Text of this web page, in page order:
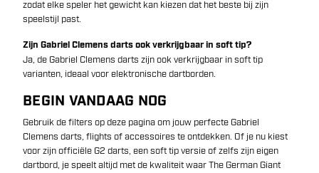
zodat elke speler het gewicht kan kiezen dat het beste bij zijn
speelstijl past.
Zijn Gabriel Clemens darts ook verkrijgbaar in soft tip?
Ja, de Gabriel Clemens darts zijn ook verkrijgbaar in soft tip
varianten, ideaal voor elektronische dartborden.
BEGIN VANDAAG NOG
Gebruik de filters op deze pagina om jouw perfecte Gabriel
Clemens darts, flights of accessoires te ontdekken. Of je nu kiest
voor zijn officiële G2 darts, een soft tip versie of zelfs zijn eigen
dartbord, je speelt altijd met de kwaliteit waar The German Giant